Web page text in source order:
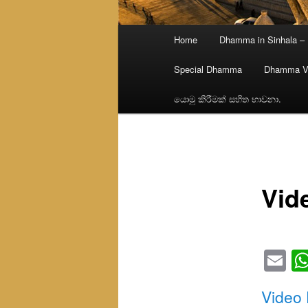
Home Dhamma in Sinhala –
Special Dhamma Dhamma
යොමු කිරීමක් සහිත භාවනා.
Video